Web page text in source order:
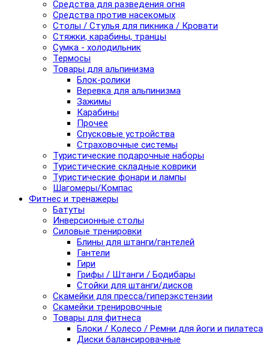
Средства для разведения огня
Средства против насекомых
Столы / Стулья для пикника / Кровати
Стяжки, карабины, транцы
Сумка - холодильник
Термосы
Товары для альпинизма
Блок-ролики
Веревка для альпинизма
Зажимы
Карабины
Прочее
Спусковые устройства
Страховочные системы
Туристические подарочные наборы
Туристические складные коврики
Туристические фонари и лампы
Шагомеры/Компас
Фитнес и тренажеры
Батуты
Инверсионные столы
Силовые тренировки
Блины для штанги/гантелей
Гантели
Гири
Грифы / Штанги / Бодибары
Стойки для штанги/дисков
Скамейки для пресса/гиперэкстензии
Скамейки тренировочные
Товары для фитнеса
Блоки / Колесо / Ремни для йоги и пилатеса
Диски балансировачные